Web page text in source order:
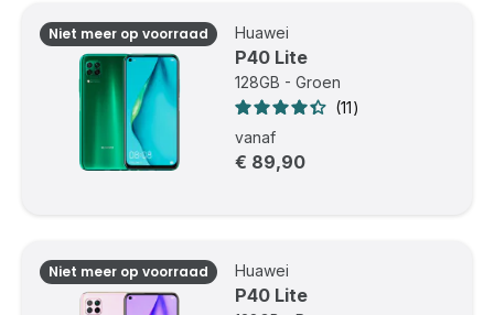
Niet meer op voorraad Huawei
P40 Lite
128GB - Groen
11
vanaf
€ 89,90
Niet meer op voorraad Huawei
P40 Lite